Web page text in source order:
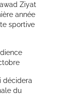
Ziyat
année
sportive
décidera
du